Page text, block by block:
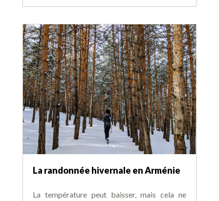
La randonnée hivernale en Arménie
La température peut baisser, mais cela ne